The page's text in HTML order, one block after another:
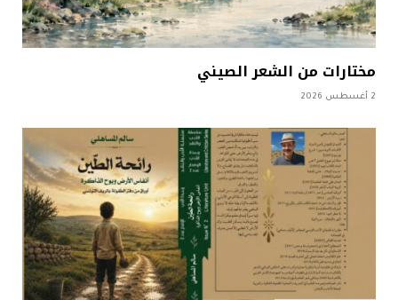
مختارات من الشعر الصيني
2 أغسطس 2026